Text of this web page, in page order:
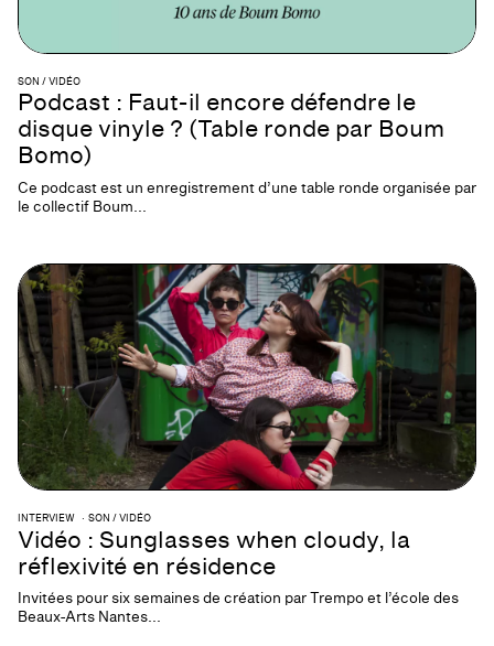
SON / VIDÉO
Podcast : Faut-il encore défendre le
disque vinyle ? (Table ronde par Boum
Bomo)
Ce podcast est un enregistrement d’une table ronde organisée par
le collectif Boum...
INTERVIEW SON / VIDÉO
Vidéo : Sunglasses when cloudy, la
réflexivité en résidence
Invitées pour six semaines de création par Trempo et l’école des
Beaux-Arts Nantes...